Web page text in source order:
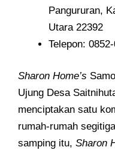
Pangururan,
Utara 22392
Telepon:
Sharon Home’s
Ujung Desa
menciptakan satu
rumah-rumah
samping itu, Sharon